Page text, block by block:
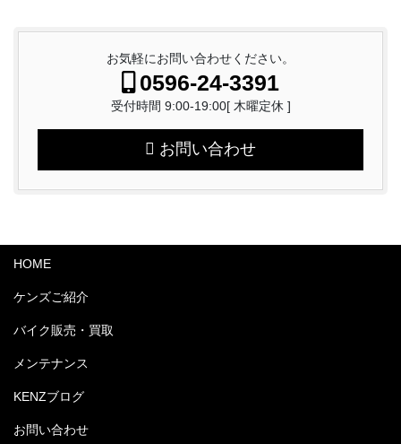
お気軽にお問い合わせください。
0596-24-3391
受付時間 9:00-19:00[ 木曜定休 ]
お問い合わせ
HOME
ケンズご紹介
バイク販売・買取
メンテナンス
KENZブログ
お問い合わせ